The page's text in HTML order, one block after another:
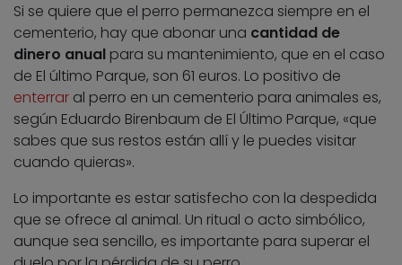
Si se quiere que el perro permanezca siempre en el
cementerio, hay que abonar una cantidad de
dinero anual para su mantenimiento, que en el caso
de El último Parque, son 61 euros. Lo positivo de
enterrar al perro en un cementerio para animales es,
según Eduardo Birenbaum de El Último Parque, «que
sabes que sus restos están allí y le puedes visitar
cuando quieras».
Lo importante es estar satisfecho con la despedida
que se ofrece al animal. Un ritual o acto simbólico,
aunque sea sencillo, es importante para superar el